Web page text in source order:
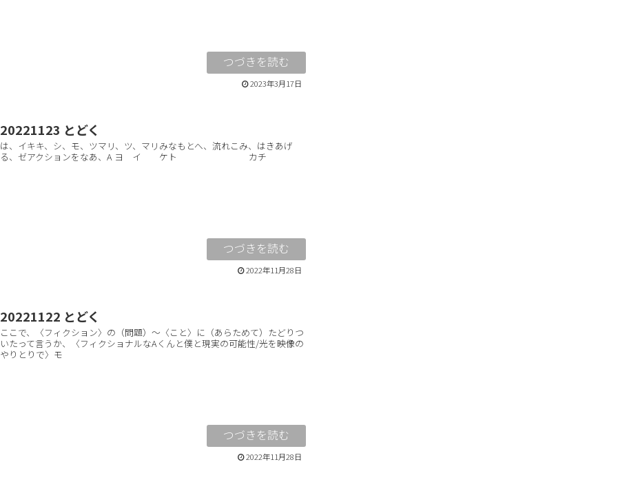
2023年3月17日
20221123 とどく
は、イキキ、シ、モ、ツマリ、ツ、マリみなもとへ、流れこみ、はきあげ
る、ゼアクションをなあ、A ヨ イ ケト カチ
2022年11月28日
20221122 とどく
ここで、〈フィクション〉の（問題）〜〈こと〉に（あらためて）たどりつ
いたって言うか、〈フィクショナルなAくんと僕と現実の可能性/光を映像の
やりとりで〉モ
2022年11月28日